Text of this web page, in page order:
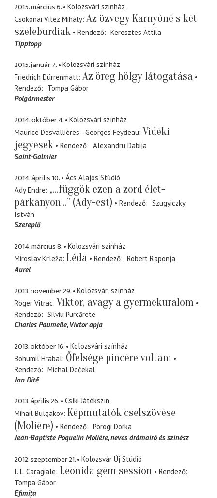
2015. március 6.
Kolozsvári színház
Csokonai Vitéz Mihály Az özvegy Karnyóné s két
szeleburdiak
Rendező
Keresztes Attila
Tipptopp
2015. január 7.
Kolozsvári színház
Friedrich Dürrenmatt Az öreg hölgy látogatása
Rendező
Tompa Gábor
Polgármester
2014. október 4.
Kolozsvári színház
Maurice Desvallières - Georges Feydeau Vidéki
jegyesek
Rendező
Alexandru Dabija
Saint-Galmier
2014. április 10.
Ács Alajos Stúdió
Ady Endre „...függök ezen a zord élet-
párkányon...” (Ady-est)
Rendező
Szugyiczky
István
Szereplő
2014. március 8.
Kolozsvári színház
Miroslav Krleža Léda Rendező
Robert Raponja
Aurel
2013. november 29.
Kolozsvári színház
Roger Vitrac Viktor, avagy a gyermekuralom
Rendező
Silviu Purcărete
Charles Paumelle Viktor apja
2013. október 16.
Kolozsvári színház
Bohumil Hrabal Őfelsége pincére voltam
Rendező
Michal Dočekal
Jan Dítě
2013. április 26.
Csíki Játékszín
Mihail Bulgakov Képmutatók cselszövése
(Molière)
Rendező
Porogi Dorka
Jean-Baptiste Poquelin Molière neves drámaíró és színész
2012. szeptember 21.
Kolozsvár Új Stúdió
I. L. Caragiale Leonida gem session
Rendező
Tompa Gábor
Efimița